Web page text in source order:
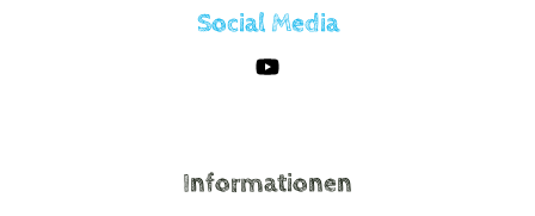
Social Media
Informationen